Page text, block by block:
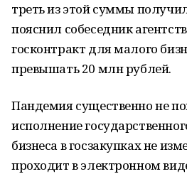
треть из этой суммы
пояснил собеседник
госконтракт для малого
превышать 20 млн рублей.
Пандемия существенно не
исполнение
бизнеса в госзакупках не
проходит в электронном